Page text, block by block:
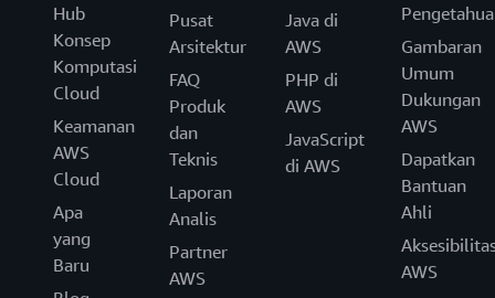
Hub
Konsep
Komputasi
Cloud
Keamanan
AWS
Cloud
Apa
yang
Baru
Pusat
Arsitektur
FAQ
Produk
dan
Teknis
Laporan
Analis
Partner
AWS
Java di
AWS
PHP di
AWS
JavaScript
di AWS
Gambaran
Umum
Dukungan
AWS
Dapatkan
Bantuan
Ahli
AWS